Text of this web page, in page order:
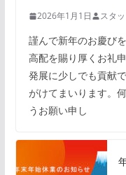
2026年1月1日 スタ
謹んで新年のお慶び
高配を賜り厚くお礼
発展に少しでも貢献
がけてまいります。
うお願い申し